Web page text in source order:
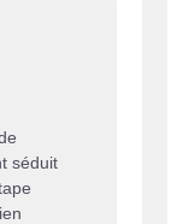
séduit